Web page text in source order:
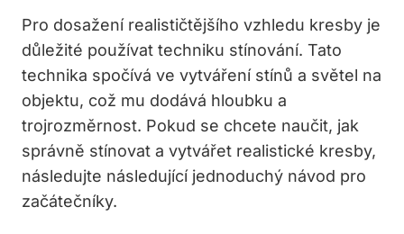
Pro dosažení realističtějšího vzhledu kresby je
důležité používat techniku stínování. Tato
technika spočívá ve vytváření stínů a světel na
objektu, což mu dodává hloubku a
trojrozměrnost. Pokud se chcete naučit, jak
správně stínovat a vytvářet realistické kresby,
následujte následující jednoduchý návod pro
začátečníky.